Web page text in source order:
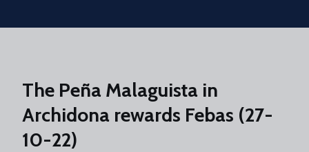
Skip to main content
The Peña Malaguista in
Archidona rewards Febas (27-
10-22)